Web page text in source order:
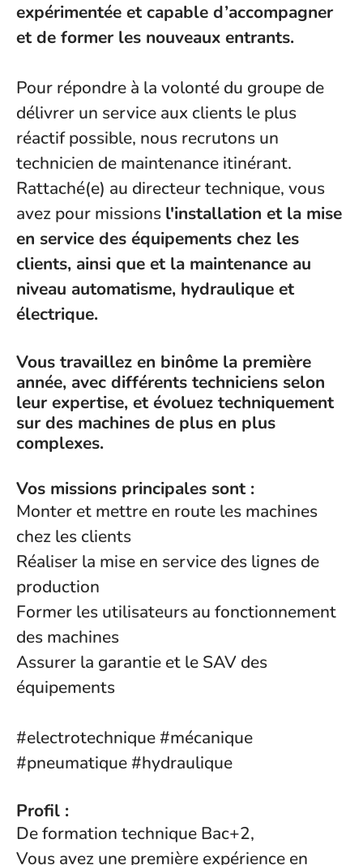
expérimentée et capable d’accompagner
et de former les nouveaux entrants.
Pour répondre à la volonté du groupe de
délivrer un service aux clients le plus
réactif possible, nous recrutons un
technicien de maintenance itinérant.
Rattaché(e) au directeur technique, vous
avez pour missions l'installation et la mise
en service des équipements chez les
clients, ainsi que et la maintenance au
niveau automatisme, hydraulique et
électrique.
Vous travaillez en binôme la première
année, avec différents techniciens selon
leur expertise, et évoluez techniquement
sur des machines de plus en plus
complexes.
Vos missions principales sont :
Monter et mettre en route les machines
chez les clients
Réaliser la mise en service des lignes de
production
Former les utilisateurs au fonctionnement
des machines
Assurer la garantie et le SAV des
équipements
#electrotechnique #mécanique
#pneumatique #hydraulique
Profil :
De formation technique Bac+2,
Vous avez une première expérience en